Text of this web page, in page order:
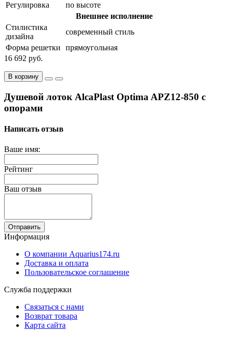
Регулировка
по высоте
Внешнее исполнение
Стилистика
дизайна
современный стиль
Форма решетки
прямоугольная
16 692 руб.
В корзину
Душевой лоток AlcaPlast Optima APZ12-850 с
опорами
Написать отзыв
Ваше имя:
Рейтинг
Ваш отзыв
Отправить
Информация
О компании Aquarius174.ru
Доставка и оплата
Пользовательское соглашение
Служба поддержки
Связаться с нами
Возврат товара
Карта сайта